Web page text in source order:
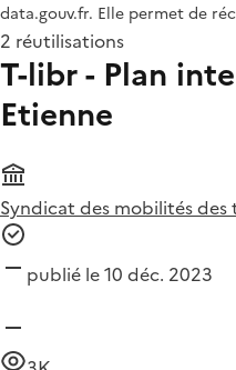
data.gouv.fr. Elle permet de
2 réutilisations
T-libr - Plan
Etienne
Syndicat des mobilités
publié le 10 déc. 2023